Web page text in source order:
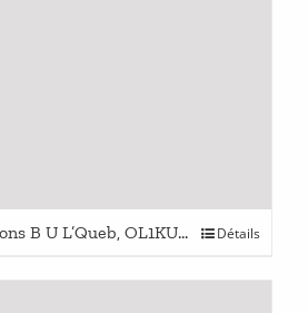
Reflexions Reflections B U L’Queb, OL1KU & H D Détails